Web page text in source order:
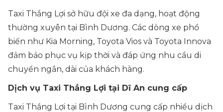
Taxi Thắng Lợi sở hữu đội xe đa dạng, hoạt động
thường xuyên tại Bình Dương. Các dòng xe phổ
biến như Kia Morning, Toyota Vios và Toyota Innova
đảm bảo phục vụ kịp thời và đáp ứng nhu cầu di
chuyển ngắn, dài của khách hàng.
Dịch vụ Taxi Thắng Lợi tại Dĩ An cung cấp
Taxi Thắng Lợi tại Bình Dương cung cấp nhiều dịch